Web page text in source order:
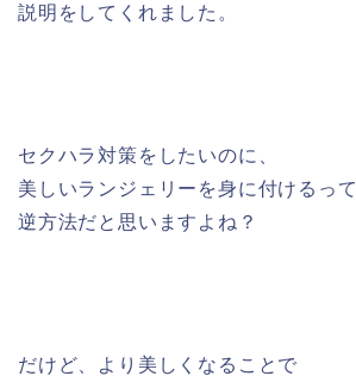
説明をしてくれました。
セクハラ対策をしたいのに、
美しいランジェリーを身に付けるって
逆方法だと思いますよね？
だけど、より美しくなることで